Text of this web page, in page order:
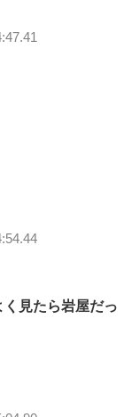
見たら岩屋だっ